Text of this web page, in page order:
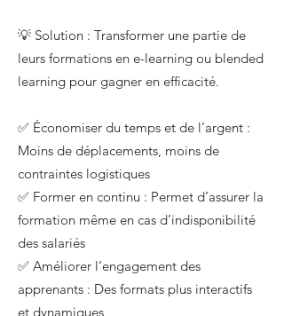
💡 Solution : Transformer une partie de
leurs formations en e-learning ou blended
learning pour gagner en efficacité.
✅ Économiser du temps et de l’argent :
Moins de déplacements, moins de
contraintes logistiques
✅ Former en continu : Permet d’assurer la
formation même en cas d’indisponibilité
des salariés
✅ Améliorer l’engagement des
apprenants : Des formats plus interactifs
et dynamiques